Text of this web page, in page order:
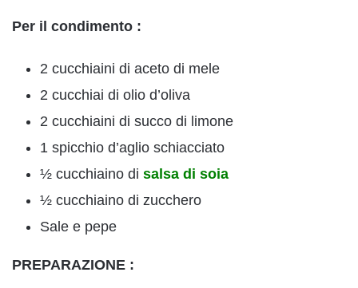
Per il condimento :
2 cucchiaini di aceto di mele
2 cucchiai di olio d’oliva
2 cucchiaini di succo di limone
1 spicchio d’aglio schiacciato
½ cucchiaino di salsa di soia
½ cucchiaino di zucchero
Sale e pepe
PREPARAZIONE :